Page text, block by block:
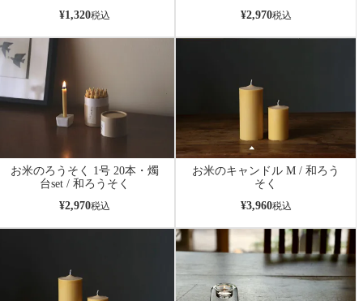
¥1,320税込
¥2,970税込
お米のろうそく 1号 20本・燭
台set / 和ろうそく
¥2,970税込
お米のキャンドル M / 和ろう
そく
¥3,960税込